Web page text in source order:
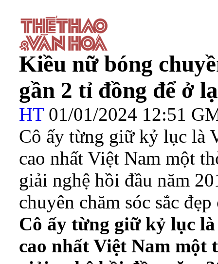
Kiều nữ bóng
gần 2 tỉ đồng để ở
HT 01/01/2024 12:51
Cô ấy từng giữ kỷ lục là
cao nhất Việt Nam một
giải nghệ hồi đầu năm
chuyên chăm sóc sắc
Cô ấy từng giữ kỷ lục
cao nhất Việt Nam một